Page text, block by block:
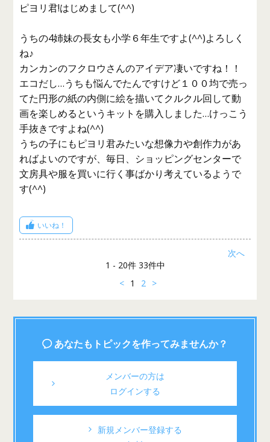
ピヨリ君!はじめまして(^^)
うちの4姉妹の長女も小学６年生ですよ(^^)よろしく
ね♪
カンカンのフクロウさんのアイデア凄いですね！！
エコだし…うちも悩んでたんですけど１００均で売っ
てた円形の紙の内側に絵を描いてクルクル回して動
画を楽しめるというキットを購入しました…けっこう
手抜きですよね(^^)
うちの子にもピヨリ君みたいな想像力や創作力があ
ればよいのですが、毎日、ショッピングセンターで
文房具や服を買いに行く事ばかり考えているようで
す(^^)
いいね！
次へ
1 - 20件 33件中
< 1 2 >
あなたもトピックを作ってみませんか？
メンバーの方は
ログインする
新規メンバー登録する